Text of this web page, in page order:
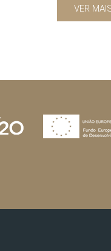
VER